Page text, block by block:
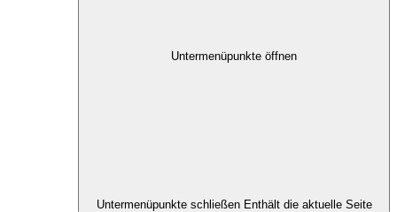
Untermenüpunkte öffnen
Untermenüpunkte schließen Enthält die aktuelle Seite